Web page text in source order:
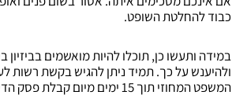
כבוד להחלטת השופט.
במידה ותעשו כן, תוכלו להיות מואשמים
ולהיענש על כך. תמיד ניתן להגיש בקשת רשות
המשפט המחוזי תוך 15 ימים מיום קבלת פסק הדין.